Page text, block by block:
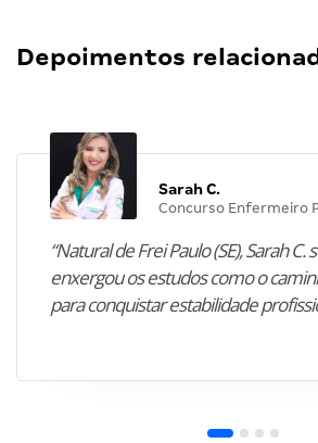
Depoimentos
Sarah C.
Concurso Enfermeiro
“Natural de Frei Paulo (SE), Sarah C.
enxergou os estudos como o
para conquistar estabilidade